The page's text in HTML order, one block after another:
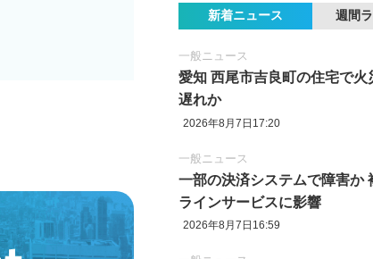
新着ニュース 週間
一般ニュース
愛知 西尾市吉良町の住宅で火
遅れか
2026年8月7日17:20
一般ニュース
一部の決済システムで障害か
ラインサービスに影響
2026年8月7日16:59